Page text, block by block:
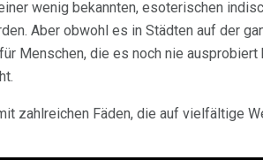
wenig bekannten, esoterischen
Aber obwohl es in Städten auf der
Menschen, die es noch nie ausprobiert
zahlreichen Fäden, die auf vielfältige